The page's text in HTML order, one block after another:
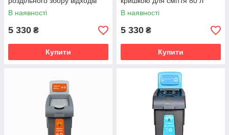
(метал)
В наявності
5 330 ₴
Купити
В наявності
5 330 ₴
Купити